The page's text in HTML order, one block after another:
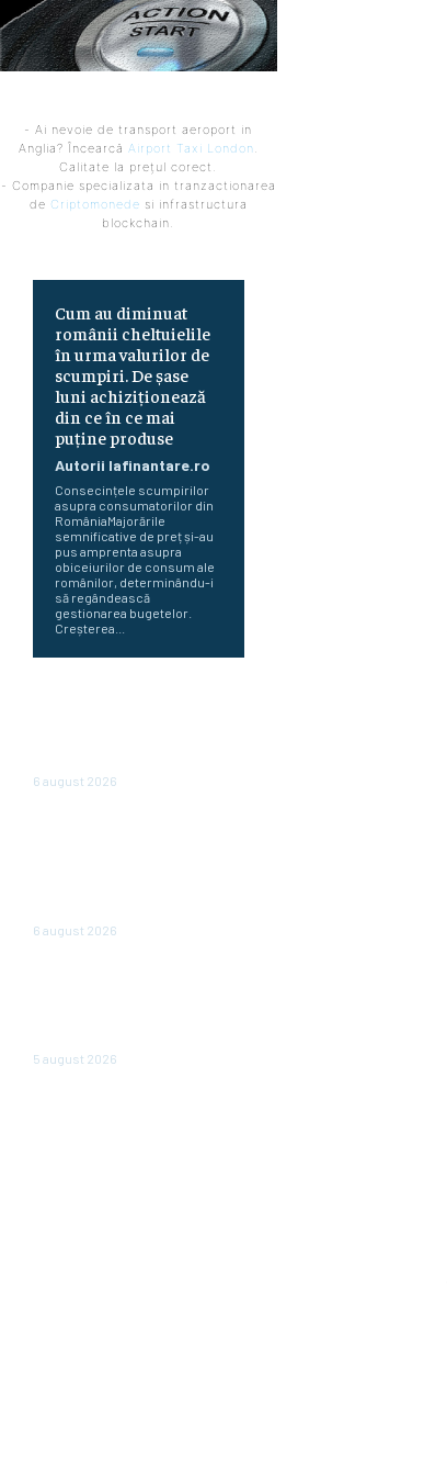
- Ai nevoie de transport aeroport in
Anglia? Încearcă Airport Taxi London.
Calitate la prețul corect.
- Companie specializata in tranzactionarea
de Criptomonede si infrastructura
blockchain.
Cum au diminuat
românii cheltuielile
în urma valurilor de
scumpiri. De șase
luni achiziționează
din ce în ce mai
puține produse
Autorii Iafinantare.ro
Consecințele scumpirilor
asupra consumatorilor din
RomâniaMajorările
semnificative de preț și-au
pus amprenta asupra
obiceiurilor de consum ale
românilor, determinându-i
să regândească
gestionarea bugetelor.
Creșterea...
6 august 2026
6 august 2026
5 august 2026